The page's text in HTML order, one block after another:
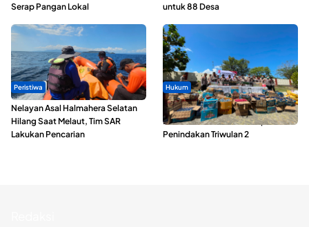
Serap Pangan Lokal
untuk 88 Desa
Peristiwa
Nelayan Asal Halmahera Selatan
Hilang Saat Melaut, Tim SAR
Lakukan Pencarian
Hukum
Polda Maluku Utara Musnahkan
Ribuan Liter Miras Hasil Operasi
Penindakan Triwulan 2